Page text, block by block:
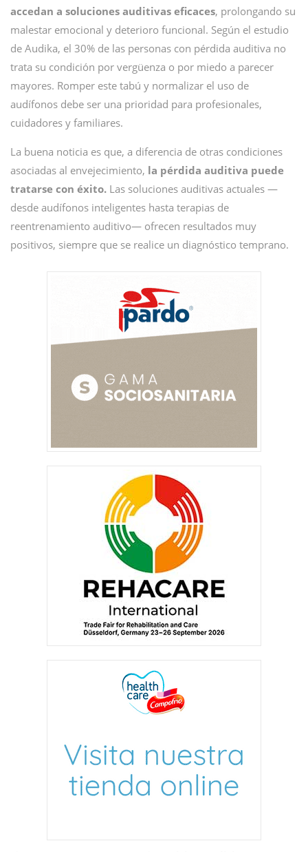
accedan a soluciones auditivas eficaces, prolongando su
malestar emocional y deterioro funcional. Según el estudio
de Audika, el 30% de las personas con pérdida auditiva no
trata su condición por vergüenza o por miedo a parecer
mayores. Romper este tabú y normalizar el uso de
audífonos debe ser una prioridad para profesionales,
cuidadores y familiares.
La buena noticia es que, a diferencia de otras condiciones
asociadas al envejecimiento, la pérdida auditiva puede
tratarse con éxito. Las soluciones auditivas actuales —
desde audífonos inteligentes hasta terapias de
reentrenamiento auditivo— ofrecen resultados muy
positivos, siempre que se realice un diagnóstico temprano.